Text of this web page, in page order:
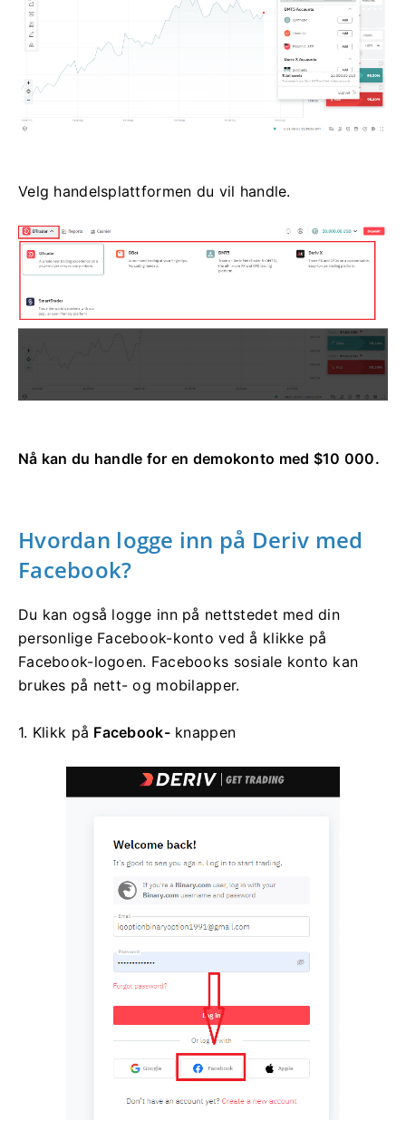
Velg handelsplattformen du vil handle.
Nå kan du handle for en demokonto med $10 000.
Hvordan logge inn på Deriv med
Facebook?
Du kan også logge inn på nettstedet med din
personlige Facebook-konto ved å klikke på
Facebook-logoen. Facebooks sosiale konto kan
brukes på nett- og mobilapper.
1. Klikk på Facebook-knappen